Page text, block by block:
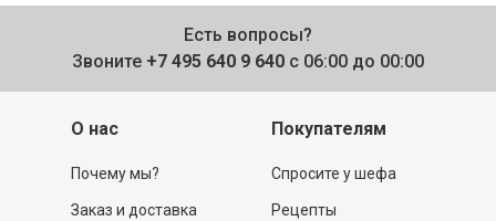
Есть вопросы?
Звоните +7 495 640 9 640 с 06:00 до 00:00
О нас
Почему мы?
Заказ и доставка
Покупателям
Спросите у шефа
Рецепты